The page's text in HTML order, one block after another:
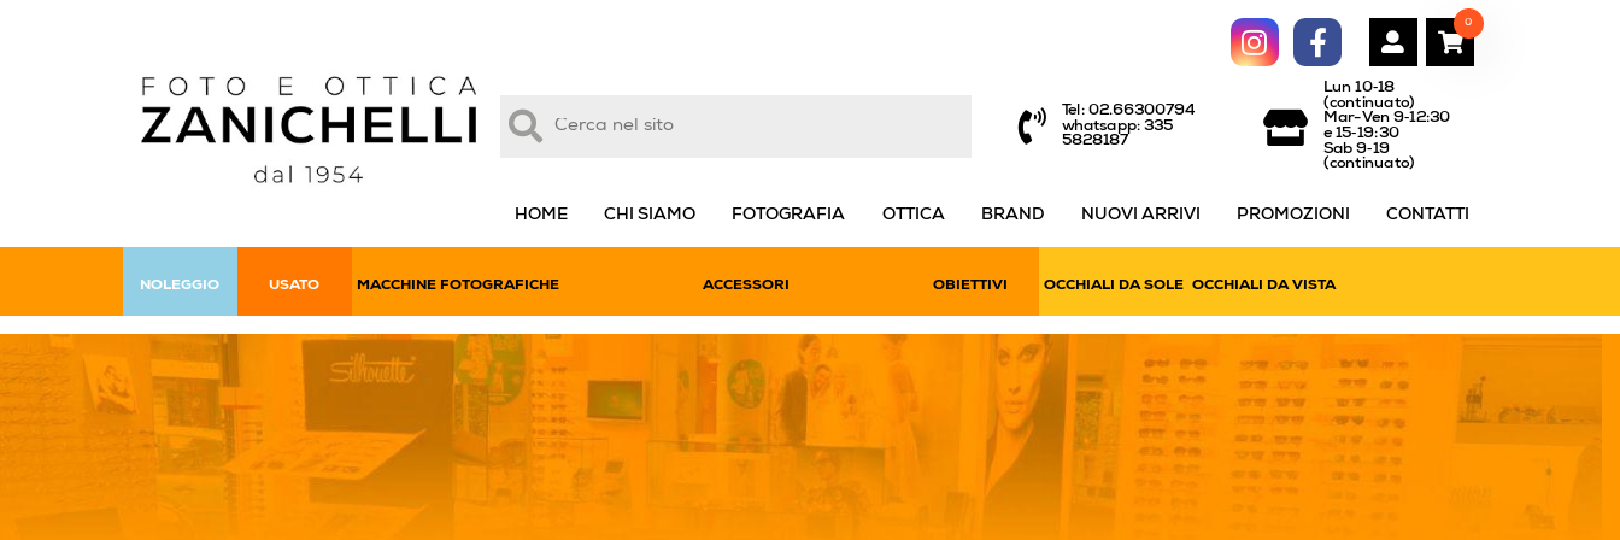
Tel: 02.66300794
whatsapp: 335
5828187
Lun 10‑18
(continuato)
Mar-Ven 9‑12:30
e 15‑19:30
Sab 9‑19
(continuato)
HOME CHI SIAMO FOTOGRAFIA OTTICA BRAND NUOVI ARRIVI PROMOZIONI CONTATTI
0
NOLEGGIO USATO MACCHINE FOTOGRAFICHE ACCESSORI OBIETTIVI OCCHIALI DA SOLE OCCHIALI DA VISTA